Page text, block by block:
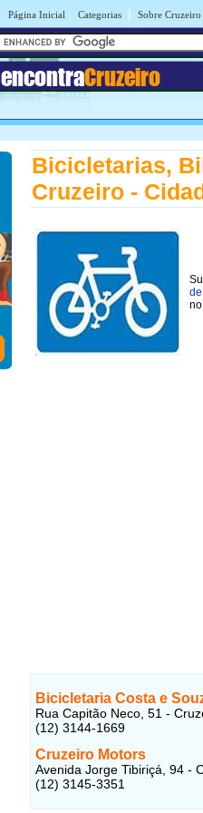
Página Inicial Categorias | Sobre Cruzeiro
encontraCruzeiro
Bicicletarias,
Cruzeiro -
Bicicletaria Costa e
Rua Capitão Neco, 51 -
(12) 3144-1669
Cruzeiro Motors
Avenida Jorge Tibiriçá, 94 -
(12) 3145-3351